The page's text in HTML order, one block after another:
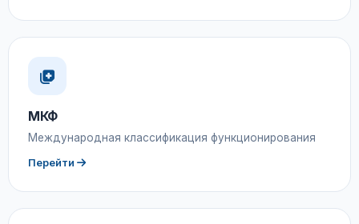
МКФ
Международная классификация функционирования
Перейти